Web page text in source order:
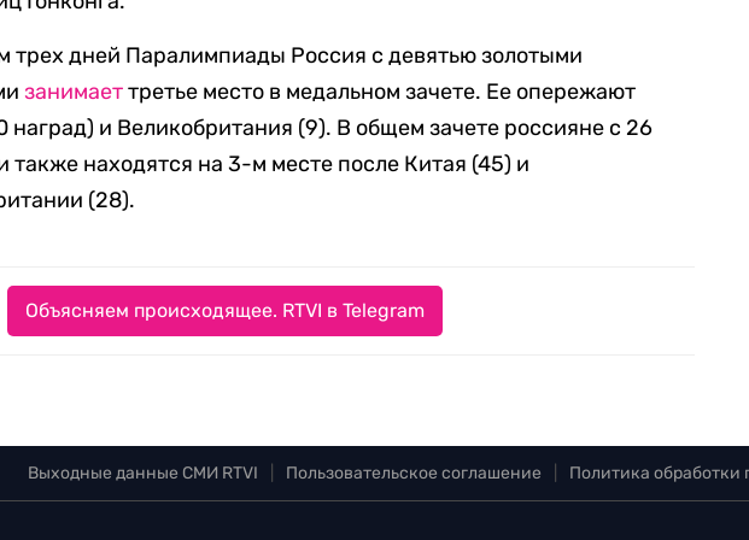
трех дней Паралимпиады Россия с девятью золотыми
занимаеттретье место в медальном зачете. Ее опережают
наград) и Великобритания (9). В общем зачете россияне с 26
также находятся на 3-м месте после Китая (45) и
(28).
Объясняем происходящее. RTVI в Telegram
Выходные данные СМИ RTVI Пользовательское соглашение Политика